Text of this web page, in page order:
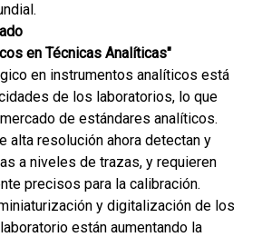
en Técnicas Analíticas"
en instrumentos analíticos está
de los laboratorios, lo que
de estándares analíticos.
alta resolución ahora detectan y
a niveles de trazas, y requieren
precisos para la calibración.
y digitalización de los
están aumentando la